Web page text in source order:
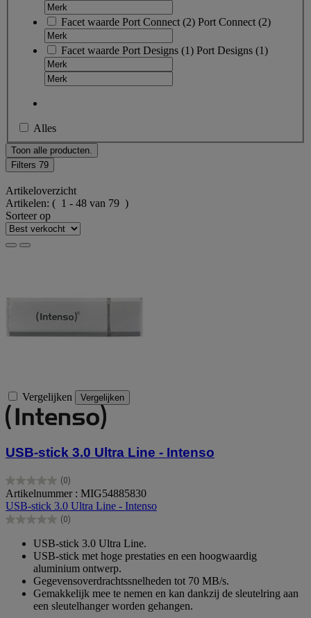
Facet waarde Port Connect (2) Port Connect (2)
Facet waarde Port Designs (1) Port Designs (1)
Alles
Toon alle producten.
Filters 79
Artikeloverzicht
Artikelen: ( 1 - 48 van 79 )
Sorteer op
Vergelijken Vergelijken
USB-stick 3.0 Ultra Line - Intenso
(0)
0.0
van
de
5
Artikelnummer : MIG54885830
USB-stick 3.0 Ultra Line - Intenso
(0)
0.0
sterren.
USB-stick 3.0 Ultra Line.
USB-stick met hoge prestaties en een hoogwaardig
aluminium ontwerp.
Gegevensoverdrachtssnelheden tot 70 MB/s.
Gemakkelijk mee te nemen en kan dankzij de sleutelring aan
een sleutelhanger worden gehangen.